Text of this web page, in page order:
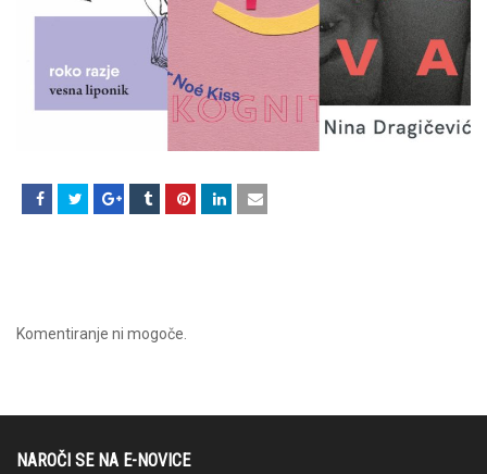
Komentiranje ni mogoče.
NAROČI SE NA E-NOVICE